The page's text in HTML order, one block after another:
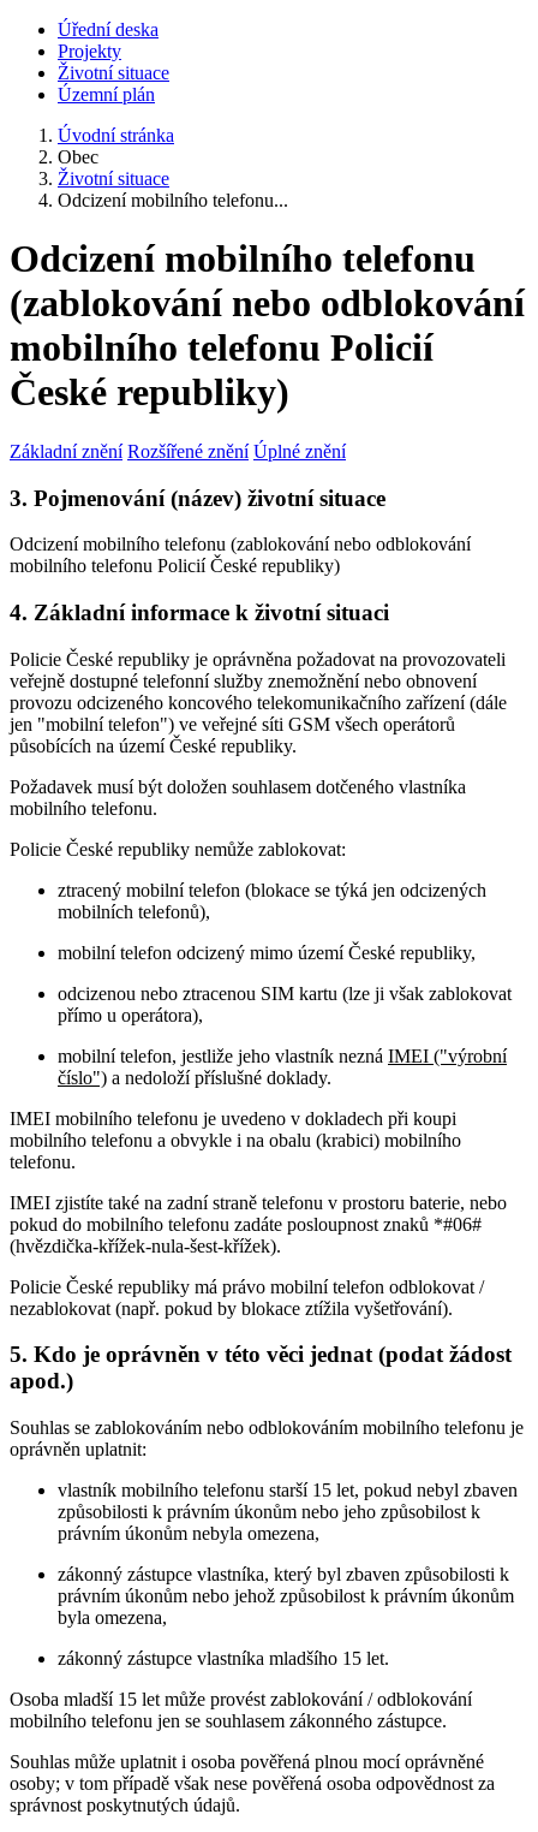
Úřední deska
Projekty
Životní situace
Územní plán
Úvodní stránka
Obec
Životní situace
Odcizení mobilního telefonu...
Odcizení mobilního telefonu
(zablokování nebo odblokování
mobilního telefonu Policií
České republiky)
Základní znění Rozšířené znění Úplné znění
3. Pojmenování (název) životní situace
Odcizení mobilního telefonu (zablokování nebo odblokování
mobilního telefonu Policií České republiky)
4. Základní informace k životní situaci
Policie České republiky je oprávněna požadovat na provozovateli
veřejně dostupné telefonní služby znemožnění nebo obnovení
provozu odcizeného koncového telekomunikačního zařízení (dále
jen "mobilní telefon") ve veřejné síti GSM všech operátorů
působících na území České republiky.
Požadavek musí být doložen souhlasem dotčeného vlastníka
mobilního telefonu.
Policie České republiky nemůže zablokovat:
ztracený mobilní telefon (blokace se týká jen odcizených
mobilních telefonů),
mobilní telefon odcizený mimo území České republiky,
odcizenou nebo ztracenou SIM kartu (lze ji však zablokovat
přímo u operátora),
mobilní telefon, jestliže jeho vlastník nezná IMEI ("výrobní
číslo") a nedoloží příslušné doklady.
IMEI mobilního telefonu je uvedeno v dokladech při koupi
mobilního telefonu a obvykle i na obalu (krabici) mobilního
telefonu.
IMEI zjistíte také na zadní straně telefonu v prostoru baterie, nebo
pokud do mobilního telefonu zadáte posloupnost znaků *#06#
(hvězdička-křížek-nula-šest-křížek).
Policie České republiky má právo mobilní telefon odblokovat /
nezablokovat (např. pokud by blokace ztížila vyšetřování).
5. Kdo je oprávněn v této věci jednat (podat žádost
apod.)
Souhlas se zablokováním nebo odblokováním mobilního telefonu je
oprávněn uplatnit:
vlastník mobilního telefonu starší 15 let, pokud nebyl zbaven
způsobilosti k právním úkonům nebo jeho způsobilost k
právním úkonům nebyla omezena,
zákonný zástupce vlastníka, který byl zbaven způsobilosti k
právním úkonům nebo jehož způsobilost k právním úkonům
byla omezena,
zákonný zástupce vlastníka mladšího 15 let.
Osoba mladší 15 let může provést zablokování / odblokování
mobilního telefonu jen se souhlasem zákonného zástupce.
Souhlas může uplatnit i osoba pověřená plnou mocí oprávněné
osoby; v tom případě však nese pověřená osoba odpovědnost za
správnost poskytnutých údajů.